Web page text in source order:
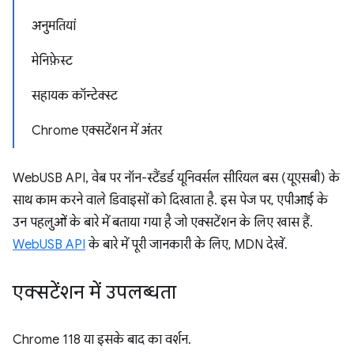
अनुमतियां
मेनिफ़ेस्ट
सहायक कॉन्टेक्स्ट
Chrome एक्सटेंशन में अंतर
WebUSB API, वेब पर नॉन-स्टैंडर्ड यूनिवर्सल सीरियल बस (यूएसबी) के
साथ काम करने वाले डिवाइसों को दिखाता है. इस पेज पर, एपीआई के
उन पहलुओं के बारे में बताया गया है जो एक्सटेंशन के लिए खास हैं.
WebUSB API के बारे में पूरी जानकारी के लिए, MDN देखें.
एक्सटेंशन में उपलब्धता
Chrome 118 या इसके बाद का वर्शन.